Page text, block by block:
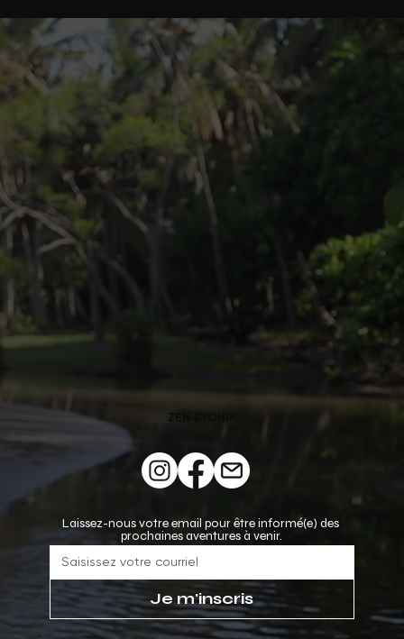
Laissez-nous votre email pour être informé(e) des
prochaines aventures à venir.
Je m'inscris